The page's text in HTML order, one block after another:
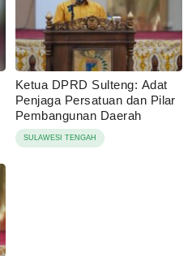
Ketua DPRD Sulteng: Adat
Penjaga Persatuan dan Pilar
Pembangunan Daerah
SULAWESI TENGAH